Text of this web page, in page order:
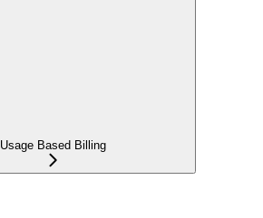
Usage Based Billing